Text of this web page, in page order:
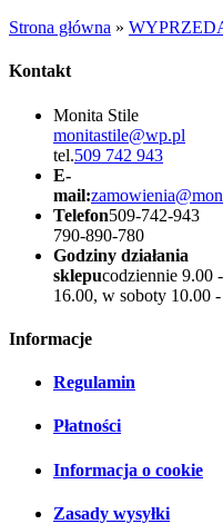
Strona główna »
Kontakt
Monita Stile
monitastile@wp.pl
tel.509 742 943
E-
mail:
Telefon509-742-943
790-890-780
Godziny działania
sklepucodziennie 9.00 -
16.00, w soboty 10.00
Informacje
Regulamin
Płatności
Informacja o cookie
Zasady wysyłki